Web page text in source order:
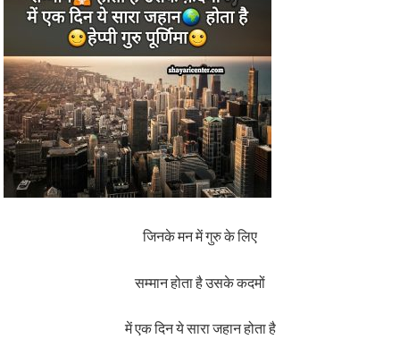
जिनके मन में गुरु के लिए
सम्मान होता है उसके कदमों
में एक दिन ये सारा जहान होता है